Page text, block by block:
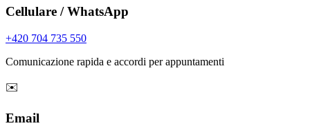
Cellulare / WhatsApp
+420 704 735 550
Comunicazione rapida e accordi per appuntamenti
✉️
Email